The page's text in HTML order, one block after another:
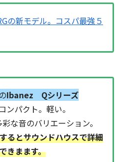
の新モデル。コスパ最強５
Ibanez Qシリーズ
ンパクト。軽い。
な音のバリエーション。
るとサウンドハウスで詳細
きまます。